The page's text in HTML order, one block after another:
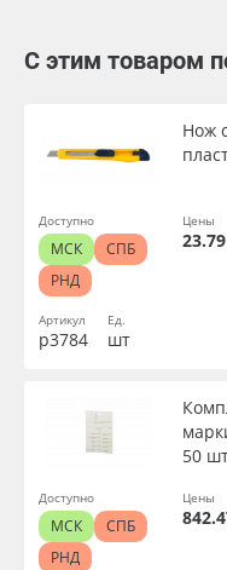
С этим товаром
Артикул
р3784
Нож
Ед.
шт
Цены
Доступно
МСК
СПБ
РНД
50
Цены
Доступно
МСК
СПБ
РНД